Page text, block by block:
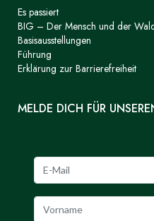
Es passiert
BIG – Der Mensch und der
Basisausstellungen
Führung
Erklärung zur Barrierefreiheit
MELDE DICH FÜR